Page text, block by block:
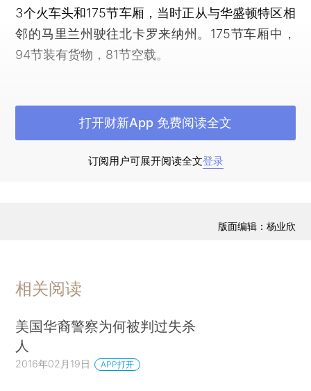
3个火车头和175节车厢，当时正从与华盛顿特区相
邻的马里兰州驶往北卡罗来纳州。175节车厢中，
94节装有货物，81节空载。
性，溶解时放出大量的热，可能引起眼睛和皮肤刺
痛或灼伤。如果吸入其烟雾，也会对人的呼吸系统
附近时发生脱轨翻车事故，虽未发生化学物质泄
徐剑梅）
订阅用户可展开阅读全文登录
打开财新App 免费阅读全文
版面编辑：杨业欣
相关阅读
美国华裔警察为何被判过失杀
人
2016年02月19日 APP打开